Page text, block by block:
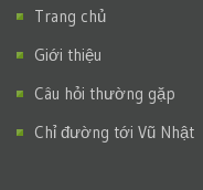
Trang chủ
Giới thiệu
Câu hỏi thường gặp
Chỉ đường tới Vũ Nhật